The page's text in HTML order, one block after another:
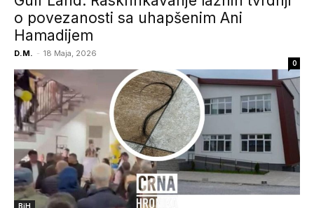
o povezanosti sa uhapšenim Ani
Hamadijem
D.M. - 18 Maja, 2026
0
BiH